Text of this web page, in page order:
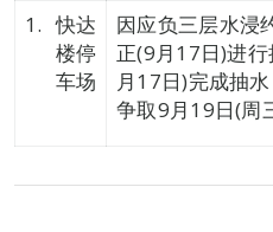
快达
楼停
车场
因应负三层水浸
正(9月17日)进
月17日)完成抽
争取9月19日(周